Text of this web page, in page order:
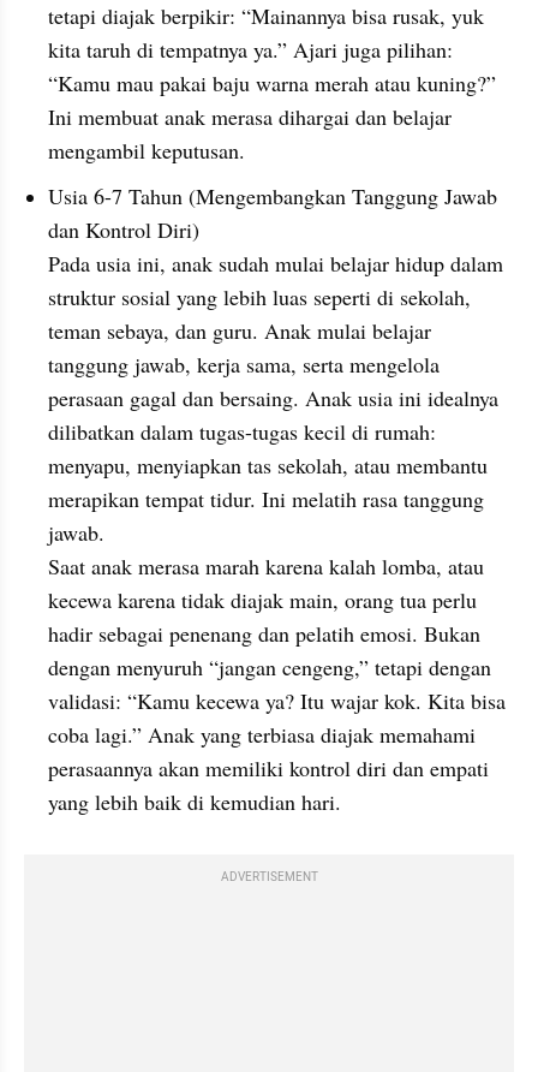
tetapi diajak berpikir: “Mainannya bisa rusak, yuk
kita taruh di tempatnya ya.” Ajari juga pilihan:
“Kamu mau pakai baju warna merah atau kuning?”
Ini membuat anak merasa dihargai dan belajar
mengambil keputusan.
Usia 6-7 Tahun (Mengembangkan Tanggung Jawab
dan Kontrol Diri)
Pada usia ini, anak sudah mulai belajar hidup dalam
struktur sosial yang lebih luas seperti di sekolah,
teman sebaya, dan guru. Anak mulai belajar
tanggung jawab, kerja sama, serta mengelola
perasaan gagal dan bersaing. Anak usia ini idealnya
dilibatkan dalam tugas-tugas kecil di rumah:
menyapu, menyiapkan tas sekolah, atau membantu
merapikan tempat tidur. Ini melatih rasa tanggung
jawab.
Saat anak merasa marah karena kalah lomba, atau
kecewa karena tidak diajak main, orang tua perlu
hadir sebagai penenang dan pelatih emosi. Bukan
dengan menyuruh “jangan cengeng,” tetapi dengan
validasi: “Kamu kecewa ya? Itu wajar kok. Kita bisa
coba lagi.” Anak yang terbiasa diajak memahami
perasaannya akan memiliki kontrol diri dan empati
yang lebih baik di kemudian hari.
ADVERTISEMENT